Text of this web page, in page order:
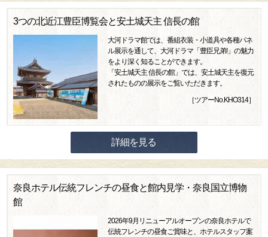
3つの北近江豊臣博覧会と安土城天主 信長の館
大河ドラマ館では、番組衣装・小道具や各種パネ
ル展示を通して、大河ドラマ「豊臣兄弟!」の魅力
をより深く知ることができます。
「安土城天主 信長の館」では、安土城天主を復元
されたものの展示をご覧いただきます。
［ツアーNo.KHO314］
詳細を見る
奈良ホテル伝統フレンチの昼食と館内見学・奈良国立博物
館
2026年9月リニューアルオープンの奈良ホテルで
伝統フレンチの昼食ご賞味と、ホテルスタッフ案